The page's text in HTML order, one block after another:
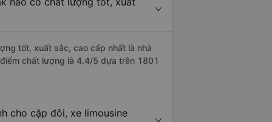
tốt, xuất sắc, cao cấp nhất là nhà
chất lượng là 4.4/5 dựa trên 1801
cho cặp đôi, xe limousine